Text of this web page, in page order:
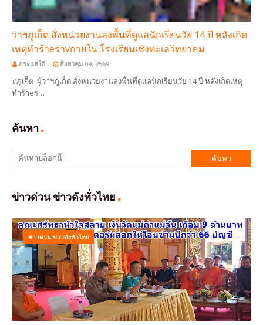
ว่าฯภูเก็ต สั่งหน่วยงานลงพื้นที่ดูแลนักเรียนวัย 14 ปี หลังเกิด
เหตุทำร้าeร่าvกายใน โรงเรียนเชิงทะเลวิทยาคม
กระแสใต้ สิงหาคม 09, 2569
#ภูเก็ต ผู้ว่าฯภูเก็ต สั่งหน่วยงานลงพื้นที่ดูแลนักเรียนวัย 14 ปี หลังเกิดเหตุ
ทำร้าeร…
ค้นหา
ข่าวด่วน ข่าวดังทั่วไทย
ข่าวด่วน ข่าวดังทั่วไทย